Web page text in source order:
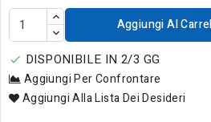
Aggiungi Al
 DISPONIBILE IN 2/3 GG
Aggiungi Per Confrontare
Aggiungi Alla Lista Dei Desideri